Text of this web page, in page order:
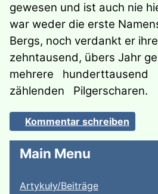
Main Menu
Artykuły/Beiträge
gewesen und ist auch nie
war weder die erste
Bergs, noch verdankt er
zehntausend, übers Jahr
mehrere hunderttausend
zählenden Pilgerscharen.
Kommentar schreiben